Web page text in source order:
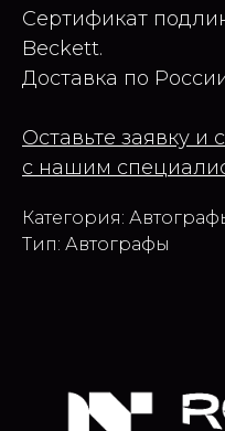
Сертификат
Beckett.
Доставка по
Оставьте заявку и
с нашим
Категория:
Тип: Автографы